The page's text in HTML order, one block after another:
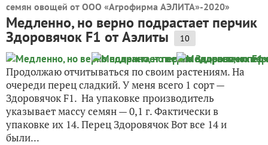
семян овощей от ООО «Агрофирма АЭЛИТА»-2020»
Медленно, но верно подрастает перчик
Здоровячок F1 от Аэлиты 10
Продолжаю отчитываться по своим растениям. На
очереди перец сладкий. У меня всего 1 сорт —
Здоровячок F1. На упаковке производитель
указывает массу семян — 0,1 г. Фактически в
упаковке их 14. Перец Здоровячок Вот все 14 и
были...